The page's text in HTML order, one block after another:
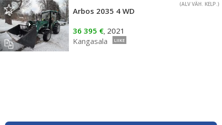
(ALV VÄH. KELP.)
Arbos 2035 4 WD
36 395 €, 2021
Kangasala
LIIKE